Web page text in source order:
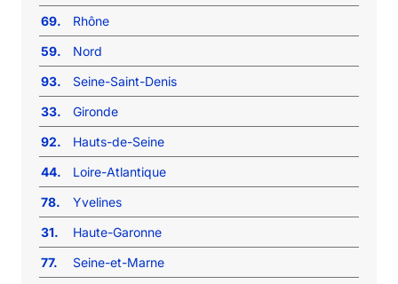
69.
Rhône
59.
Nord
93.
Seine-Saint-Denis
33.
Gironde
92.
Hauts-de-Seine
44.
Loire-Atlantique
78.
Yvelines
31.
Haute-Garonne
77.
Seine-et-Marne